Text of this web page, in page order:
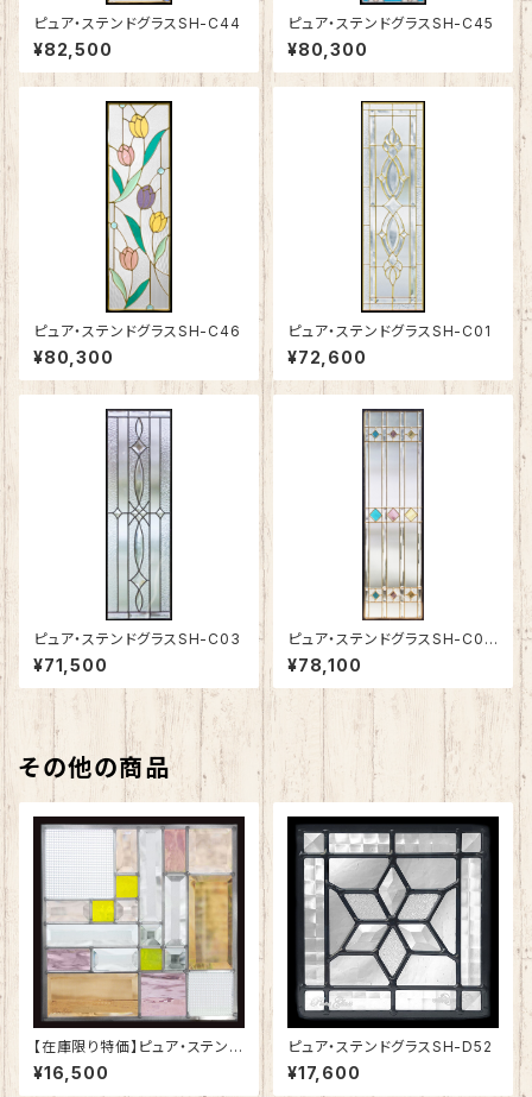
ピュア・ステンドグラスSH-C44
¥82,500
ピュア・ステンドグラスSH-C45
¥80,300
ピュア・ステンドグラスSH-C46
¥80,300
ピュア・ステンドグラスSH-C01
¥72,600
ピュア・ステンドグラスSH-C03
¥71,500
ピュア・ステンドグラスSH-C04
N
¥78,100
その他の商品
【在庫限り特価】ピュア・ステンド
グラスSH-E11R
¥16,500
ピュア・ステンドグラスSH-D52
¥17,600